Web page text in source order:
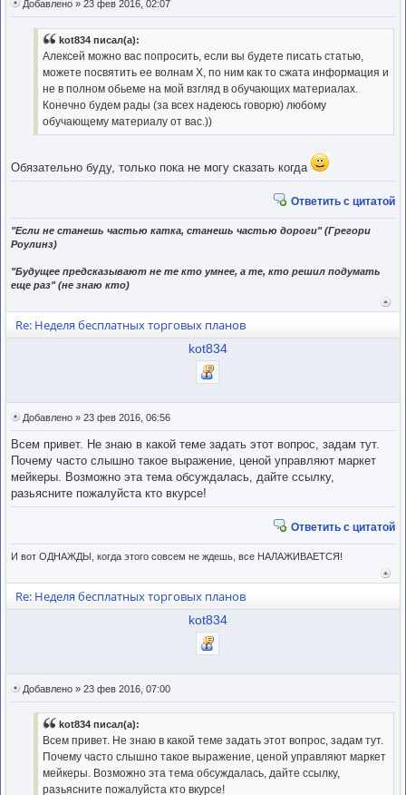
Добавлено » 23 фев 2016, 02:07
kot834 писал(а):
Алексей можно вас попросить, если вы будете писать статью,
можете посвятить ее волнам Х, по ним как то сжата информация и
не в полном обьеме на мой взгляд в обучающих материалах.
Конечно будем рады (за всех надеюсь говорю) любому
обучающему материалу от вас.))
Обязательно буду, только пока не могу сказать когда
Ответить с цитатой
"Если не станешь частью катка, станешь частью дороги" (Грегори
Роулинз)
"Будущее предсказывают не те кто умнее, а те, кто решил подумать
еще раз" (не знаю кто)
к
Re: Неделя бесплатных торговых планов
kot834
Добавлено » 23 фев 2016, 06:56
Всем привет. Не знаю в какой теме задать этот вопрос, задам тут.
Почему часто слышно такое выражение, ценой управляют маркет
мейкеры. Возможно эта тема обсуждалась, дайте ссылку,
разьясните пожалуйста кто вкурсе!
Ответить с цитатой
И вот ОДНАЖДЫ, когда этого совсем не ждешь, все НАЛАЖИВАЕТСЯ!
к
Re: Неделя бесплатных торговых планов
kot834
Добавлено » 23 фев 2016, 07:00
kot834 писал(а):
Всем привет. Не знаю в какой теме задать этот вопрос, задам тут.
Почему часто слышно такое выражение, ценой управляют маркет
мейкеры. Возможно эта тема обсуждалась, дайте ссылку,
разьясните пожалуйста кто вкурсе!